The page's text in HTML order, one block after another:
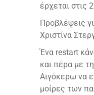
έρχεται στις
Προβλέψεις
Χριστίνα
Ένα restart
και πέρα με
Αιγόκερω να
μοίρες των